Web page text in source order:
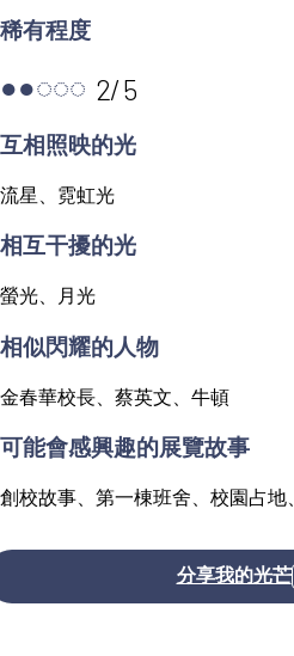
稀有程度
●●◌◌◌ 2/5
互相照映的光
流星、霓虹光
相互干擾的光
螢光、月光
相似閃耀的人物
金春華校長、蔡英文、牛頓
可能會感興趣的展覽故事
創校故事、第一棟班舍、校園占地
分享我的光芒